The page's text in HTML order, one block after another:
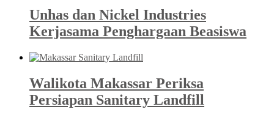
Unhas dan Nickel Industries
Kerjasama Penghargaan Beasiswa
Walikota Makassar Periksa
Persiapan Sanitary Landfill